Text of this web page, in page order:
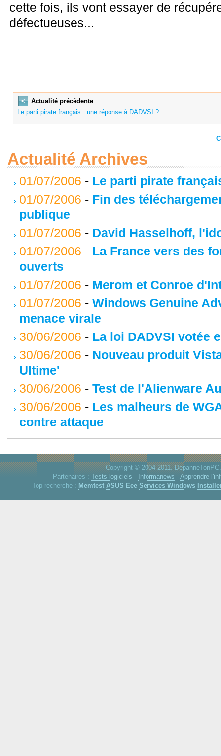
cette fois, ils vont essayer de
défectueuses...
<
Actualité précédente
Le parti pirate français : une réponse à DADVSI ?
Actualité Archives
01/07/2006 - Le parti pirate
01/07/2006 - Fin des
publique
01/07/2006 - David Hasselhoff,
01/07/2006 - La France vers des
ouverts
01/07/2006 - Merom et Conroe
01/07/2006 - Windows Genuine
menace virale
30/06/2006 - La loi DADVSI votée
30/06/2006 - Nouveau produit
Ultime'
30/06/2006 - Test de l'Alienware
30/06/2006 - Les malheurs de
contre attaque
Copyright © 2004-2011.
Partenaires : Tests logiciels - Informanews - Apprendre
Top recherche : Memtest ASUS Eee Services Windows